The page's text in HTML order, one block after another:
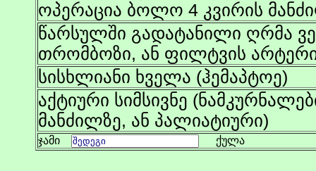
ოპერაცია ბოლო 4 კვირის
წარსულში გადატანილი ღრმა
თრომბოზი, ან ფილტვის
სისხლიანი ხველა (ჰემაპტოე)
აქტიური სიმსივნე
მანძილზე, ან პალიატიური)
ჯამი ქულა